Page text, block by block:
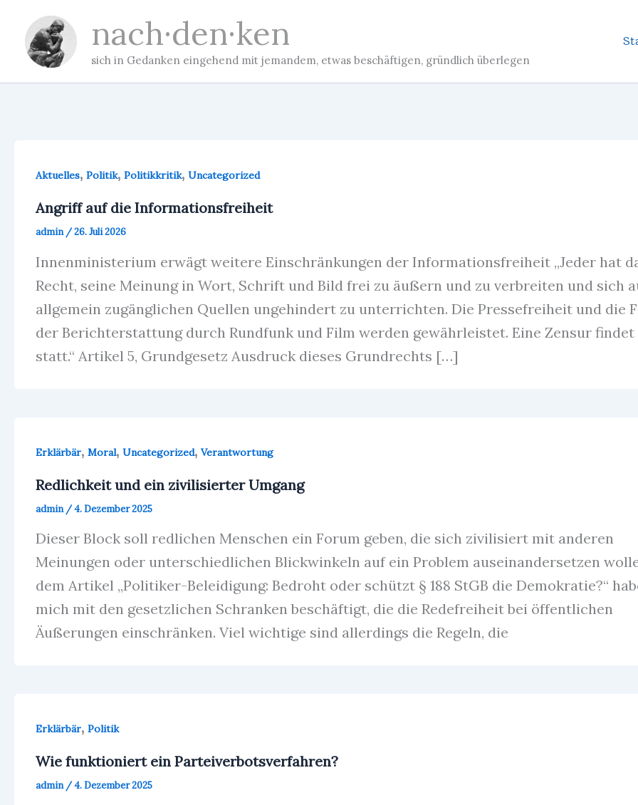
Inhalt
springen
nach·den·ken
sich in Gedanken eingehend mit jemandem, etwas beschäftigen, gründlich überlegen
Aktuelles, Politik, Politikkritik, Uncategorized
Angriff auf die Informationsfreiheit
admin /26. Juli 2026
Innenministerium erwägt weitere Einschränkungen der Informationsfreiheit „Jeder hat
Recht, seine Meinung in Wort, Schrift und Bild frei zu äußern und zu verbreiten und sich
allgemein zugänglichen Quellen ungehindert zu unterrichten. Die Pressefreiheit und die
der Berichterstattung durch Rundfunk und Film werden gewährleistet. Eine Zensur
statt.“ Artikel 5, Grundgesetz Ausdruck dieses Grundrechts […]
Erklärbär, Moral, Uncategorized, Verantwortung
Redlichkeit und ein zivilisierter Umgang
admin /4. Dezember 2025
Dieser Block soll redlichen Menschen ein Forum geben, die sich zivilisiert mit anderen
Meinungen oder unterschiedlichen Blickwinkeln auf ein Problem auseinandersetzen
dem Artikel „Politiker-Beleidigung: Bedroht oder schützt § 188 StGB die Demokratie?“
mich mit den gesetzlichen Schranken beschäftigt, die die Redefreiheit bei öffentlichen
Äußerungen einschränken. Viel wichtige sind allerdings die Regeln, die
Erklärbär, Politik
Wie funktioniert ein Parteiverbotsverfahren?
admin /4. Dezember 2025